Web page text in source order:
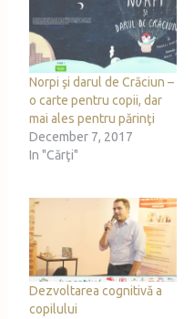
g
…
Norpi şi darul de Crăciun –
o carte pentru copii, dar
mai ales pentru părinţi
December 7, 2017
In "Cărţi"
Dezvoltarea cognitivă a
copilului